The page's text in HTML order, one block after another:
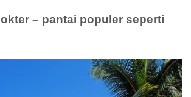
– pantai populer seperti